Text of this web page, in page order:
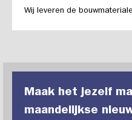
Wij leveren de
Maak het jezelf
maandelijkse